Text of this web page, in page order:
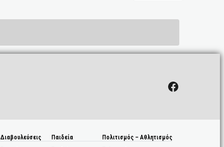
Facebook
Διαβουλεύσεις
Παιδεία
Πολιτισμός – Αθλητισμός